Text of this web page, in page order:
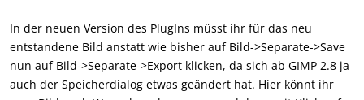
In der neuen Version des PlugIns müsst ihr für das neu
entstandene Bild anstatt wie bisher auf Bild->Separate->Save
nun auf Bild->Separate->Export klicken, da sich ab GIMP 2.8 ja
auch der Speicherdialog etwas geändert hat. Hier könnt ihr